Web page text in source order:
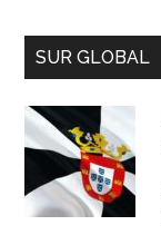
SUR GLOBAL